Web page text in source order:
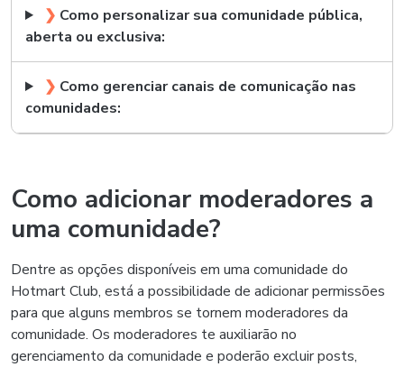
❯ Como personalizar sua comunidade pública,
aberta ou exclusiva:
❯ Como gerenciar canais de comunicação nas
comunidades:
Como adicionar moderadores a
uma comunidade?
Dentre as opções disponíveis em uma comunidade do
Hotmart Club, está a possibilidade de adicionar permissões
para que alguns membros se tornem moderadores da
comunidade. Os moderadores te auxiliarão no
gerenciamento da comunidade e poderão excluir posts,